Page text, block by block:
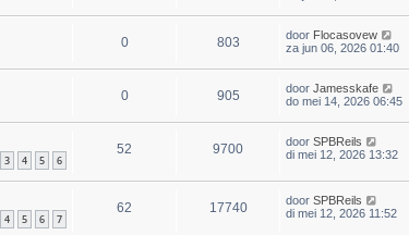
0 803 door Flocasovew
za jun 06, 2026 01:40
0 905 door Jamesskafe
do mei 14, 2026 06:45
3 4 5 6
52 9700 door SPBReils
di mei 12, 2026 13:32
4 5 6 7
62 17740 door SPBReils
di mei 12, 2026 11:52